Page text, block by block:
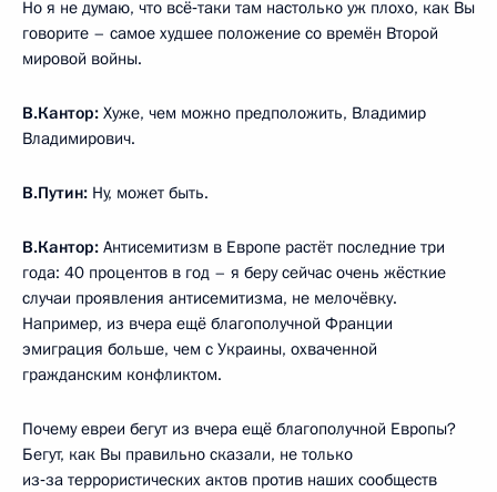
Но я не думаю, что всё‑таки там настолько уж плохо, как Вы
говорите – самое худшее положение со времён Второй
мировой войны.
В.Кантор: Хуже, чем можно предположить, Владимир
Владимирович.
В.Путин: Ну, может быть.
В.Кантор: Антисемитизм в Европе растёт последние три
года: 40 процентов в год – я беру сейчас очень жёсткие
случаи проявления антисемитизма, не мелочёвку.
Например, из вчера ещё благополучной Франции
эмиграция больше, чем с Украины, охваченной
гражданским конфликтом.
Почему евреи бегут из вчера ещё благополучной Европы?
Бегут, как Вы правильно сказали, не только
из‑за террористических актов против наших сообществ